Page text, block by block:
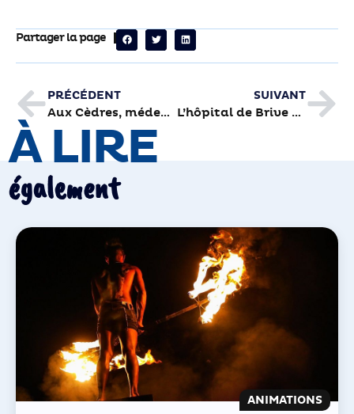
Partager la page
PRÉCÉDENT
Aux Cèdres, médecins et personnel se font vacciner
SUIVANT
L’hôpital de Brive au cœur de la gestion des vaccins
À LIRE
également
ANIMATIONS